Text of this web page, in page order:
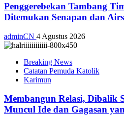
Penggerebekan Tambang
Ditemukan Senapan dan
adminCN 4 Agustus 2026
Breaking News
Catatan Pemuda Katolik
Karimun
Membangun Relasi, Dibalik
Muncul Ide dan Gagasan